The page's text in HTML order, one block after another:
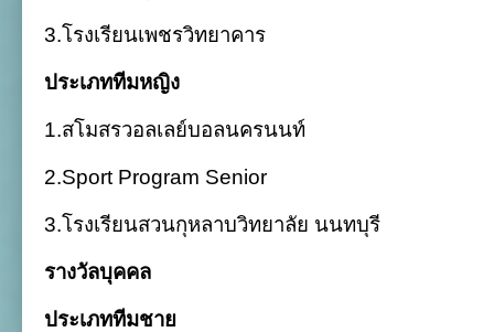
3.โรงเรียนเพชรวิทยาคาร
ประเภททีมหญิง
1.สโมสรวอลเลย์บอลนครนนท์
2.Sport Program Senior
3.โรงเรียนสวนกุหลาบวิทยาลัย นนทบุรี
รางวัลบุคคล
ประเภททีมชาย